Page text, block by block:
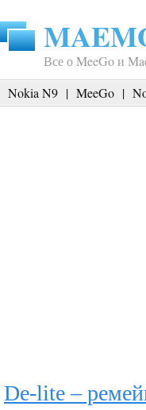
Все о MeeGo и
Nokia N9 | MeeGo |
De-lite –